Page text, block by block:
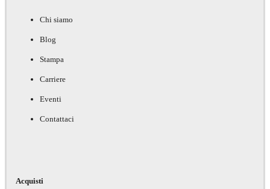
Chi siamo
Blog
Stampa
Carriere
Eventi
Contattaci
Acquisti